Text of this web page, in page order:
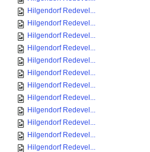
Hilgendorf Redevel...
Hilgendorf Redevel...
Hilgendorf Redevel...
Hilgendorf Redevel...
Hilgendorf Redevel...
Hilgendorf Redevel...
Hilgendorf Redevel...
Hilgendorf Redevel...
Hilgendorf Redevel...
Hilgendorf Redevel...
Hilgendorf Redevel...
Hilgendorf Redevel...